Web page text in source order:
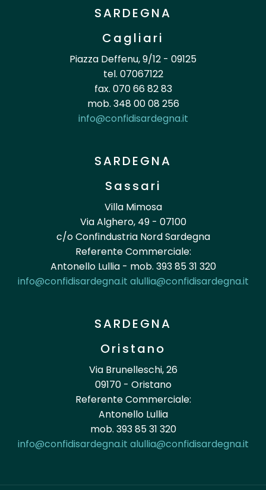
SARDEGNA
Cagliari
Piazza Deffenu, 9/12 - 09125
tel. 07067122
fax. 070 66 82 83
mob. 348 00 08 256
info@confidisardegna.it
SARDEGNA
Sassari
Villa Mimosa
Via Alghero, 49 - 07100
c/o Confindustria Nord Sardegna
Referente Commerciale:
Antonello Lullia - mob. 393 85 31 320
info@confidisardegna.it alullia@confidisardegna.it
SARDEGNA
Oristano
Via Brunelleschi, 26
09170 - Oristano
Referente Commerciale:
Antonello Lullia
mob. 393 85 31 320
info@confidisardegna.it alullia@confidisardegna.it